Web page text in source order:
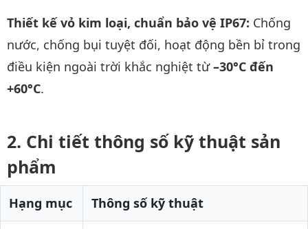
Thiết kế vỏ kim loại, chuẩn bảo vệ IP67: Chống
nước, chống bụi tuyệt đối, hoạt động bền bỉ trong
điều kiện ngoài trời khắc nghiệt từ–30°C đến
+60°C.
Chi tiết thông số kỹ thuật sản
phẩm
Hạng mục Thông số kỹ thuật